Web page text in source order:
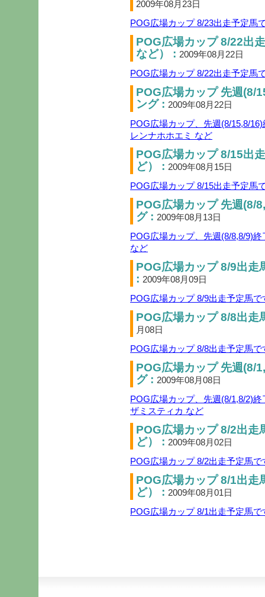
2009年08月23日
POG広場カップ 8/23出走予定馬
POG広場カップ 8/22出
など） : 2009年08月22日
POG広場カップ 8/22出走予定馬
POG広場カップ 先週(8/
ング : 2009年08月22日
POG広場カップ、先週(8/15,8/
レンナホホエミ など
POG広場カップ 8/15出
ど） : 2009年08月15日
POG広場カップ 8/15出走予定馬
POG広場カップ 先週(8/
グ : 2009年08月13日
POG広場カップ、先週(8/8,8/9)
など
POG広場カップ 8/9出走
: 2009年08月09日
POG広場カップ 8/9出走予定馬
POG広場カップ 8/8出
月08日
POG広場カップ 8/8出走予定馬
POG広場カップ 先週(8/
グ : 2009年08月08日
POG広場カップ、先週(8/1,8/2)
ザミスティカ など
POG広場カップ 8/2出走
ど） : 2009年08月02日
POG広場カップ 8/2出走予定馬
POG広場カップ 8/1出走
ど） : 2009年08月01日
POG広場カップ 8/1出走予定馬